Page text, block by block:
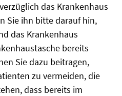
das Krankenhaus
Sie ihn bitte darauf hin,
das Krankenhaus
bereits
Sie dazu beitragen,
zu vermeiden, die
dass bereits im